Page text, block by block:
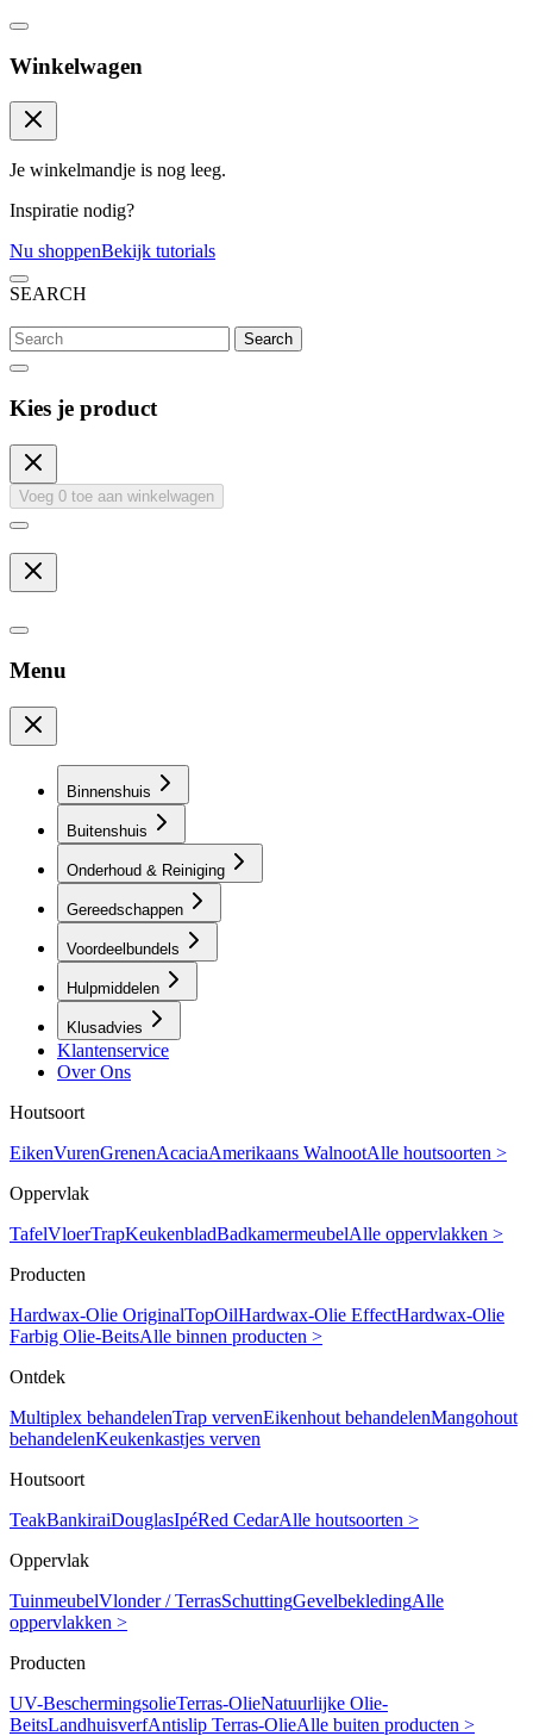
Winkelwagen
Je winkelmandje is nog leeg.
Inspiratie nodig?
Nu shoppenBekijk tutorials
SEARCH
Search
Kies je product
Voeg 0 toe aan winkelwagen
Menu
Binnenshuis
Buitenshuis
Onderhoud & Reiniging
Gereedschappen
Voordeelbundels
Hulpmiddelen
Klusadvies
Klantenservice
Over Ons
Houtsoort
EikenVurenGrenenAcaciaAmerikaans WalnootAlle houtsoorten >
Oppervlak
TafelVloerTrapKeukenbladBadkamermeubelAlle oppervlakken >
Producten
Hardwax-Olie OriginalTopOilHardwax-Olie EffectHardwax-Olie
Farbig Olie-BeitsAlle binnen producten >
Ontdek
Multiplex behandelenTrap vervenEikenhout behandelenMangohout
behandelenKeukenkastjes verven
Houtsoort
TeakBankiraiDouglasIpéRed CedarAlle houtsoorten >
Oppervlak
TuinmeubelVlonder / TerrasSchuttingGevelbekledingAlle
oppervlakken >
Producten
UV-BeschermingsolieTerras-OlieNatuurlijke Olie-
BeitsLandhuisverfAntislip Terras-OlieAlle buiten producten >